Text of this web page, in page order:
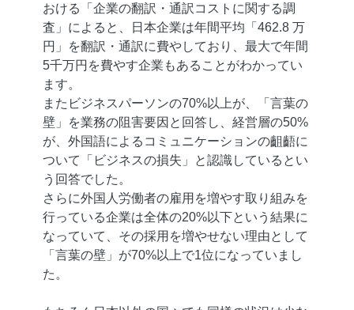
おける「企業の翻訳・通訳コストに関する調
査」によると、日本企業は年間平均「462.8 万
円」を翻訳・通訳に費やしており、最大で年間
5千万円を費やす企業もあることがわかってい
ます。
またビジネスパーソンの70%以上が、「言葉の
壁」を業務の阻害要因と回答し、経営層の50%
が、外国語によるコミュニケーションの齟齬に
ついて「ビジネスの損失」と認識しているとい
う回答でした。
さらに外国人労働者の雇用を増やす取り組みを
行っている企業は全体の20%以下という結果に
なっていて、その採用を増やせない理由として
「言葉の壁」が70%以上で1位になっていまし
た。